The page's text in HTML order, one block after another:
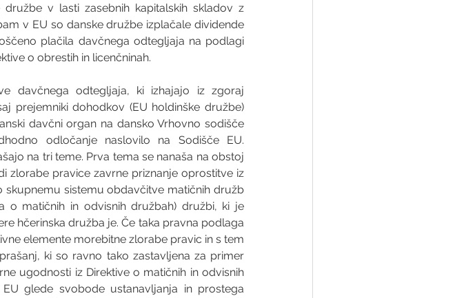
v lasti zasebnih kapitalskih skladov z
v EU so danske družbe izplačale dividende
plačila davčnega odtegljaja na podlagi
o obrestih in licenčninah.
davčnega odtegljaja, ki izhajajo iz zgoraj
prejemniki dohodkov (EU holdinške družbe)
davčni organ na dansko Vrhovno sodišče
odločanje naslovilo na Sodišče EU.
na tri teme. Prva tema se nanaša na obstoj
zlorabe pravice zavrne priznanje oprostitve iz
skupnemu sistemu obdavčitve matičnih družb
o matičnih in odvisnih družbah) družbi, ki je
hčerinska družba je. Če taka pravna podlaga
elemente morebitne zlorabe pravic in s tem
ki so ravno tako zastavljena za primer
ugodnosti iz Direktive o matičnih in odvisnih
glede svobode ustanavljanja in prostega